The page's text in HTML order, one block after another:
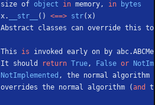
size of object in memory, in bytes
x.
__str__ () <==> str(x)
Abstract classes can override this
This is invoked early on by
It should
return True, False or
NotImplemented , the normal algorithm
overrides the normal algorithm (and